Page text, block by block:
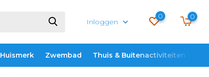
Inloggen
0 0
Huismerk Zwembad Thuis & Buitenactiviteiten